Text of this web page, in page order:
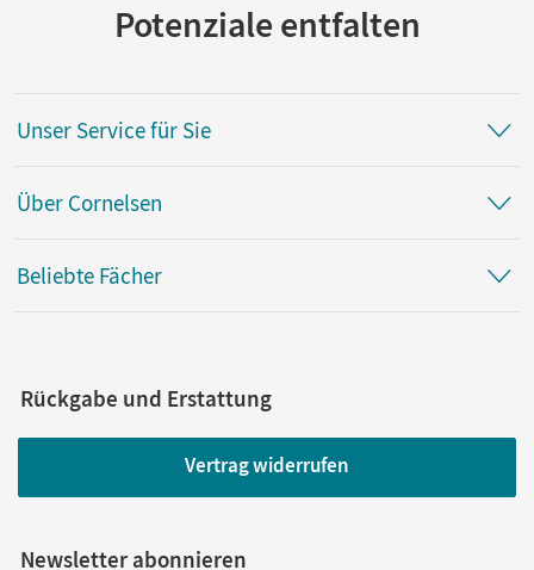
Potenziale entfalten
Unser Service für Sie
Über Cornelsen
Beliebte Fächer
Rückgabe und Erstattung
Vertrag widerrufen
Newsletter abonnieren